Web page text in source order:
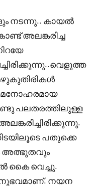
നടന്നു.. കായൽ
അലങ്കരിച്ച
മനോഹരമായ
പലതരത്തിലുള്ള
പതുക്കെ
അത്ഭുതവും
കൈ വെച്ചു.
നയന